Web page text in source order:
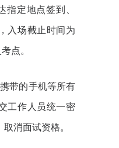
指定地点签到、
入场截止时间为
点。
带的手机等所有
工作人员统一密
消面试资格。